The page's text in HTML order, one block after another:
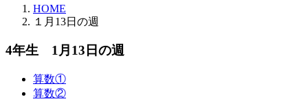
HOME
１月13日の週
4年生 1月13日の週
算数①
算数②